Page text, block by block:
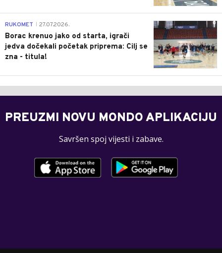
0
RUKOMET 27.07.2026.
Borac krenuo jako od starta, igrači
jedva dočekali početak priprema: Cilj se
zna - titula!
PREUZMI NOVU MONDO APLIKACIJU
Savršen spoj vijesti i zabave.